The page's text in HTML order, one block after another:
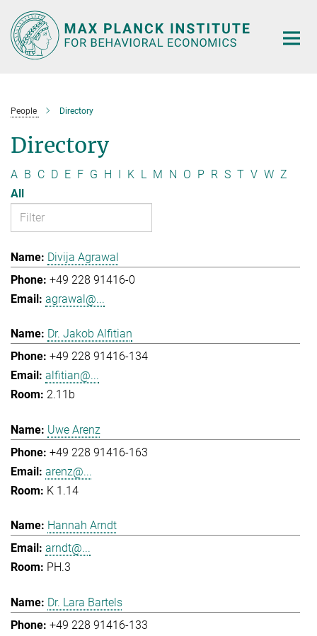
Main-
Content
People Directory
Directory
A B C D E F G H I K L M N O P R S T V W Z
All
Divija Agrawal
+49 228 91416-0
agrawal@...
Dr. Jakob Alfitian
+49 228 91416-134
alfitian@...
2.11b
Uwe Arenz
+49 228 91416-163
arenz@...
K 1.14
Hannah Arndt
arndt@...
PH.3
Dr. Lara Bartels
+49 228 91416-133